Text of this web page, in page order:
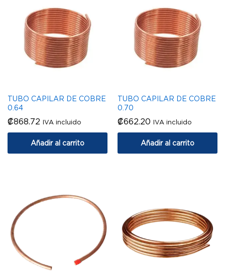
TUBO CAPILAR DE COBRE
0.64
₡868.72 IVA incluido
Añadir al carrito
TUBO CAPILAR DE COBRE
0.70
₡662.20 IVA incluido
Añadir al carrito